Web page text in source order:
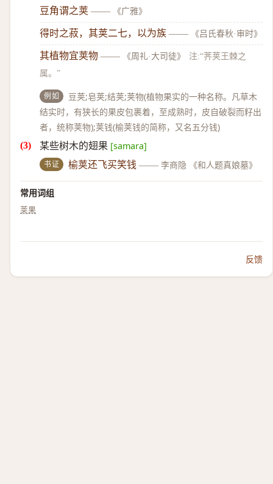
豆角谓之荚 —— 《广雅》
得时之菽，其荚二七，以为族 —— 《吕氏春秋·审时》
其植物宜荚物 —— 《周礼·大司徒》
注:“荠荚王棘之
属。”
例如
豆荚;皂荚;结荚;荚物(植物果实的一种名称。凡草木
结实时，有狭长的果皮包裹着，至成熟时，皮自破裂而籽出
者，统称荚物);荚钱(榆荚钱的简称，又名五分钱)
某些树木的翅果 [samara]
书证 榆荚还飞买笑钱 —— 李商隐 《和人题真娘墓》
常用词组
荚果
反馈